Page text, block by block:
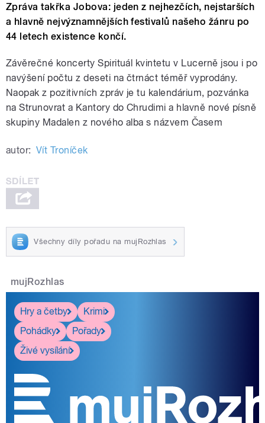
Zpráva takřka Jobova: jeden z nejhezčích, nejstarších
a hlavně nejvýznamnějších festivalů našeho žánru po
44 letech existence končí.
Závěrečné koncerty Spirituál kvintetu v Lucerně jsou i po
navýšení počtu z deseti na čtrnáct téměř vyprodány.
Naopak z pozitivních zpráv je tu kalendárium, pozvánka
na Strunovrat a Kantory do Chrudimi a hlavně nové písně
skupiny Madalen z nového alba s názvem Časem
autor: Vít Troníček
Všechny díly pořadu na mujRozhlas
mujRozhlas
Hry a četby
Krimi
Pohádky
Pořady
Živé vysílání